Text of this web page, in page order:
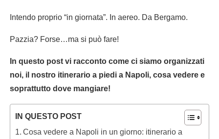
Intendo proprio “in giornata”. In aereo. Da Bergamo.
Pazzia? Forse…ma si può fare!
In questo post vi racconto come ci siamo organizzati
noi, il nostro itinerario a piedi a Napoli, cosa vedere e
soprattutto dove mangiare!
IN QUESTO POST
Cosa vedere a Napoli in un giorno: itinerario a